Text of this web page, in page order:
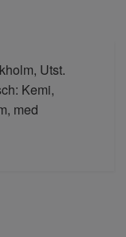
Utst.
Kemi,
med